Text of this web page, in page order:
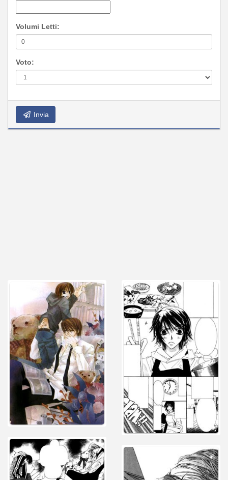
Volumi Letti:
Voto:
Invia